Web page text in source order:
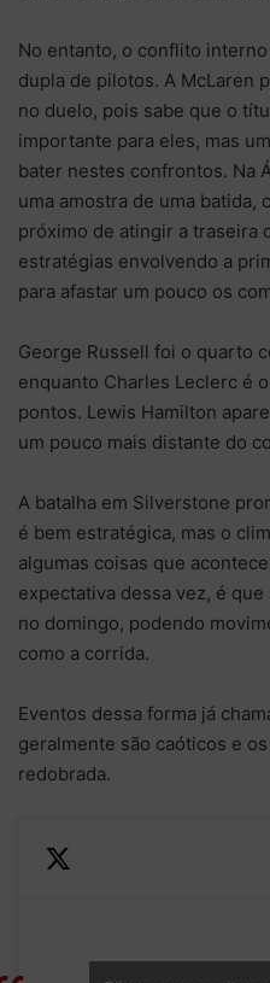
No entanto, o conflito
dupla de pilotos. A McLaren
no duelo, pois sabe que o
importante para eles, mas
bater nestes confrontos. Na
uma amostra de uma batida,
próximo de atingir a traseira
estratégias envolvendo a
para afastar um pouco os
George Russell foi o quarto
enquanto Charles Leclerc é
pontos. Lewis Hamilton
um pouco mais distante do
A batalha em Silverstone
é bem estratégica, mas o
algumas coisas que
expectativa dessa vez, é
no domingo, podendo
como a corrida.
Eventos dessa forma já
geralmente são caóticos e
redobrada.
STANDINGSPiastri to